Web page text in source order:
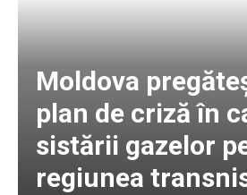
Moldova
plan de criză în
sistării gazelor
regiunea